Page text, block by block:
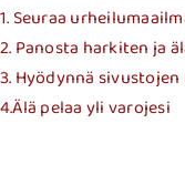
1. Seuraa
2. Panosta harkiten ja
3. Hyödynnä
4.Älä pelaa yli varojesi